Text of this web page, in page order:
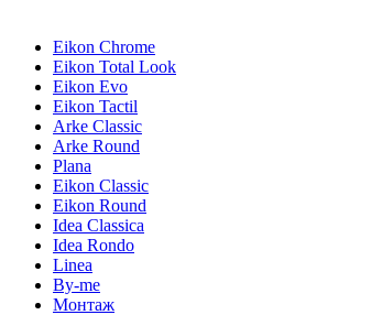
Eikon Chrome
Eikon Total Look
Eikon Evo
Eikon Tactil
Arke Classic
Arke Round
Plana
Eikon Classic
Eikon Round
Idea Classica
Idea Rondo
Linea
By-me
Монтаж